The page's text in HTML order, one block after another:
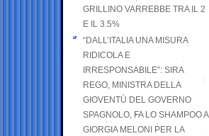
GRILLINO VARREBBE TRA IL 2
E IL 3.5%
“DALL’ITALIA UNA MISURA
RIDICOLA E
IRRESPONSABILE”: SIRA
REGO, MINISTRA DELLA
GIOVENTÙ DEL GOVERNO
SPAGNOLO, FA LO SHAMPOO A
GIORGIA MELONI PER LA